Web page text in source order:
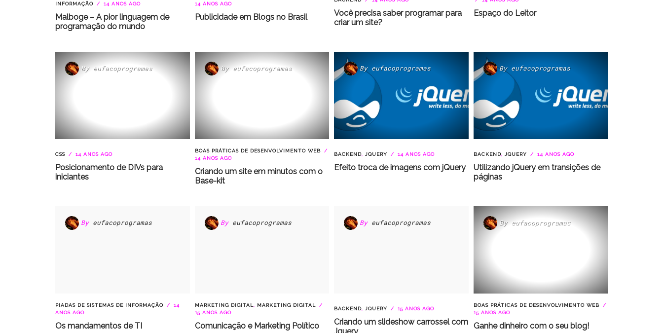
INFORMAÇÃO
14 ANOS AGO
Malboge – A pior linguagem de
programação do mundo
14 ANOS AGO
Publicidade em Blogs no Brasil
Você precisa saber programar para
criar um site?
Espaço do Leitor
By eufacoprogramas
CSS 14 ANOS AGO
Posicionamento de DIVs para
iniciantes
By eufacoprogramas
BOAS PRÁTICAS DE DESENVOLVIMENTO WEB
14 ANOS AGO
Criando um site em minutos com o
Base-kit
By eufacoprogramas
BACKEND, JQUERY 14 ANOS AGO
Efeito troca de imagens com jQuery
By eufacoprogramas
BACKEND, JQUERY 14 ANOS AGO
Utilizando jQuery em transições de
páginas
By eufacoprogramas
PIADAS DE SISTEMAS DE INFORMAÇÃO
14
ANOS AGO
Os mandamentos de TI
By eufacoprogramas
MARKETING DIGITAL , MARKETING DIGITAL
15 ANOS AGO
Comunicação e Marketing Político
By eufacoprogramas
BACKEND, JQUERY 15 ANOS AGO
Criando um slideshow carrossel com
By eufacoprogramas
BOAS PRÁTICAS DE DESENVOLVIMENTO WEB
15 ANOS AGO
Ganhe dinheiro com o seu blog!